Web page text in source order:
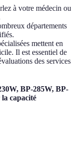
à votre médecin ou
départements
mettent en
Il est essentiel de
des services
BP-285W, BP-
capacité